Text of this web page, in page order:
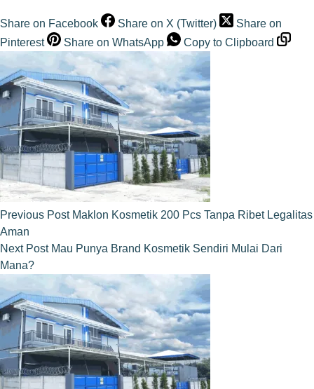
Share on Facebook Share on X (Twitter)
Share on
Pinterest
Share on WhatsApp Copy to Clipboard
Previous Post Maklon Kosmetik 200 Pcs Tanpa Ribet Legalitas
Aman
Next Post Mau Punya Brand Kosmetik Sendiri Mulai Dari
Mana?